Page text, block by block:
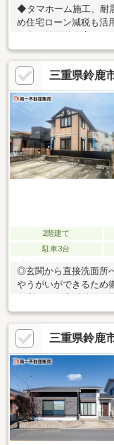
◆タマホーム施工、耐
め住宅ローン減税も活
４台＆前面道路広々
ムキッチンと広々とし
壁紙など、一部は２０
み◆稲生小学校まで信
アコンそのまま使用可
な窓で、広日としたリ
くにあるため、おこ
心の立地◆おうちの北
三重県鈴鹿
2階建て
駐車3台
◎玄関から直接洗面所
やうがいができるため
関から直接2階へ上が
ムが異なる場合でも、
ライバシーを保ちなが
洋室は、扉を開ければ
まる団らんの場として
き、用途に応じて柔軟
三重県鈴鹿